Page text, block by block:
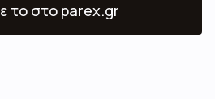
το στο parex.gr